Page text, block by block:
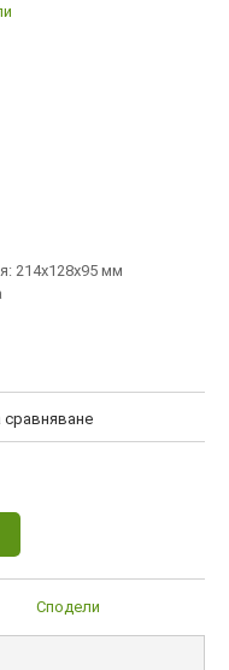
214х128х95 мм
сравняване
Сподели